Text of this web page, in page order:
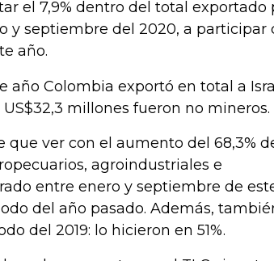
el 7,9% dentro del total exportado
y septiembre del 2020, a participar
año.
año Colombia exportó en total a
US$32,3 millones fueron no mineros.
ver con el aumento del 68,3%
agroindustriales e
entre enero y septiembre de
del año pasado. Además,
del 2019: lo hicieron en 51%.